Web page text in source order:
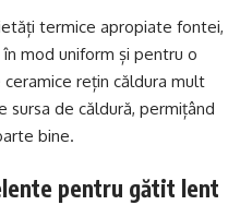
termice apropiate fontei,
mod uniform și pentru o
rețin căldura mult
de căldură, permițând
bine.
pentru gătit lent